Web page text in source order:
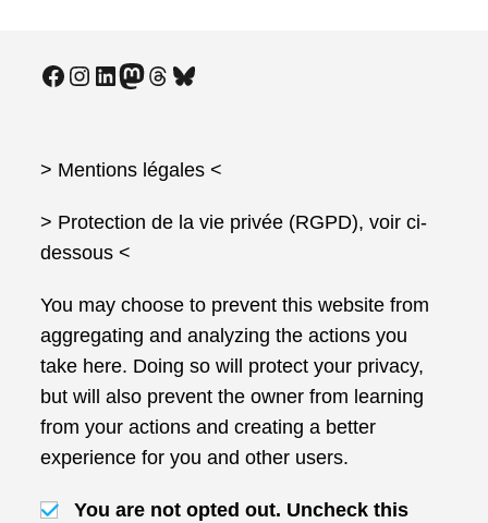
Facebook
Instagram
LinkedIn
Mastodon
ThreadsBluesky
> Mentions légales <
> Protection de la vie privée (RGPD), voir ci-
dessous <
You may choose to prevent this website from
aggregating and analyzing the actions you
take here. Doing so will protect your privacy,
but will also prevent the owner from learning
from your actions and creating a better
experience for you and other users.
You are not opted out. Uncheck this